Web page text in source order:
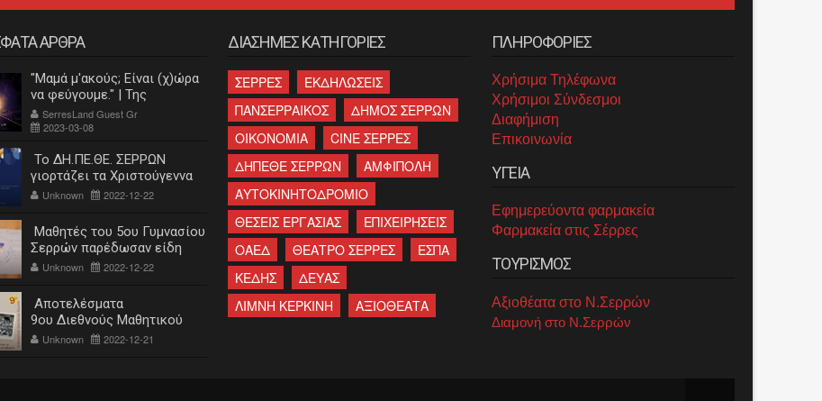
ΑΡΘΡΑ
"Μαμά μ'ακούς; Είναι (χ)ώρα
να φεύγουμε." | Της
Κατερίνας Λεβαντή
SerresLand Guest Gr
2023-03-08
Το ΔΗ.ΠΕ.ΘΕ. ΣΕΡΡΩΝ
γιορτάζει τα Χριστούγεννα
Unknown 2022-12-22
Μαθητές του 5ου Γυμνασίου
Σερρών παρέδωσαν είδη
πρώτης ανάγκης στο
Unknown 2022-12-22
Αποτελέσματα
9ου Διεθνούς Μαθητικού
Διαγωνισμού «Η Εκπαίδευση
Unknown 2022-12-21
ΔΙΑΣΗΜΕΣ ΚΑΤΗΓΟΡΙΕΣ
ΣΕΡΡΕΣ
ΕΚΔΗΛΩΣΕΙΣ
ΠΑΝΣΕΡΡΑΙΚΟΣ
ΔΗΜΟΣ ΣΕΡΡΩΝ
ΟΙΚΟΝΟΜΙΑ
CINE ΣΕΡΡΕΣ
ΔΗΠΕΘΕ ΣΕΡΡΩΝ
ΑΜΦΙΠΟΛΗ
ΑΥΤΟΚΙΝΗΤΟΔΡΟΜΙΟ
ΘΕΣΕΙΣ ΕΡΓΑΣΙΑΣ
ΕΠΙΧΕΙΡΗΣΕΙΣ
ΟΑΕΔ
ΘΕΑΤΡΟ ΣΕΡΡΕΣ
ΕΣΠΑ
ΚΕΔΗΣ
ΔΕΥΑΣ
ΛΙΜΝΗ ΚΕΡΚΙΝΗ
ΑΞΙΟΘΕΑΤΑ
ΠΛΗΡΟΦΟΡΙΕΣ
Χρήσιμα Τηλέφωνα
Χρήσιμοι Σύνδεσμοι
Διαφήμιση
Επικοινωνία
ΥΓΕΙΑ
Εφημερεύοντα φαρμακεία
Φαρμακεία στις Σέρρες
ΤΟΥΡΙΣΜΟΣ
Αξιοθέατα στο Ν.Σερρών
Διαμονή στο Ν.Σερρών